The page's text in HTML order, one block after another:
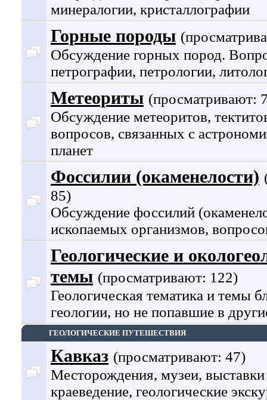
минералогии, кристаллографии
Горные породы
Обсуждение горных пород.
петрографии, петрологии,
Метеориты (просматривают:
Обсуждение метеоритов,
вопросов, связанных с
планет
Фоссилии (окаменелости)
85)
Обсуждение фоссилий
ископаемых организмов,
Геологические и
темы (просматривают: 122)
Геологическая тематика и темы
геологии, но не попавшие в
ГЕОЛОГИЧЕСКИЕ ПУТЕШЕСТВИЯ
Кавказ (просматривают: 47)
Месторождения, музеи,
краеведение, геологические